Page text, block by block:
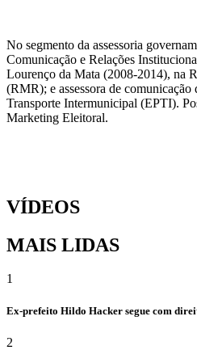
No segmento da assessoria
Comunicação e Relações
Lourenço da Mata (2008-2014), na
(RMR); e assessora de comunicação
Transporte Intermunicipal (EPTI).
Marketing Eleitoral.
VÍDEOS
MAIS LIDAS
1
Ex-prefeito Hildo Hacker segue com
2